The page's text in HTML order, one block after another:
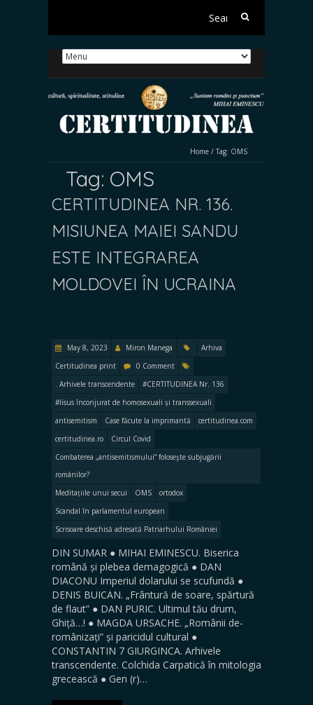
Search
Home / Tag: OMS
Tag: OMS
CERTITUDINEA NR. 136.
MISIUNEA MAIEI SANDU
ESTE INTEGRAREA
MOLDOVEI ÎN UCRAINA
May 8, 2023 Miron Manega
Arhiva
Certitudinea print
0 Comment
. Arhivele transcendente
#CERTITUDINEA Nr. 136
#Iisus înconjurat de homosexuali și transsexuali
antisemitism
Case făcute la imprimantă
certitudinea.com
certitudinea.ro
Circul Covid
Combaterea „antisemitismului” foloseşte subjugării
românilor?
Meditațiile unui secui
OMS
ortodox
Scandal în parlamentul european
Scrisoare deschisă adresată Patriarhului României
DIN SUMAR ● MIHAI EMINESCU. Biserica
română și plebea demagogică ● DAN
DIACONU Imperiul dolarului se scufundă ●
DENIS BUICAN. „Frântură de soare, spărtură
de flaut” ● DAN PURIC. Ultimul tău drum,
Ghiță…! ● MAGDA URSACHE. „Românii de-
românizați” și paricidul cultural ●
CONSTANTIN 7 GIURGINCA. Arhivele
transcendente. Colchida Carpatică în mitologia
grecească ● Gen (r)…